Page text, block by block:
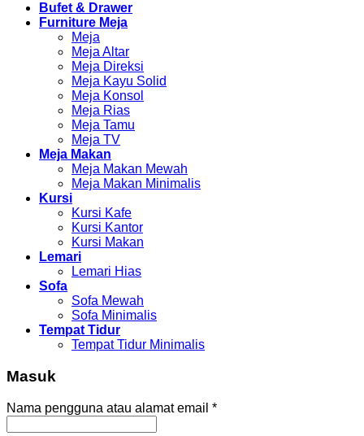
Bufet & Drawer
Furniture Meja
Meja
Meja Altar
Meja Direksi
Meja Kayu Solid
Meja Konsol
Meja Rias
Meja Tamu
Meja TV
Meja Makan
Meja Makan Mewah
Meja Makan Minimalis
Kursi
Kursi Kafe
Kursi Kantor
Kursi Makan
Lemari
Lemari Hias
Sofa
Sofa Mewah
Sofa Minimalis
Tempat Tidur
Tempat Tidur Minimalis
Masuk
Nama pengguna atau alamat email *